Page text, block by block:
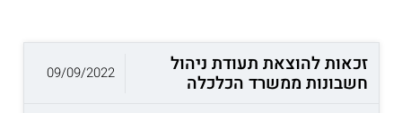
זכאות להוצאת תעודת ניהול
חשבונות ממשרד הכלכלה
09/09/2022